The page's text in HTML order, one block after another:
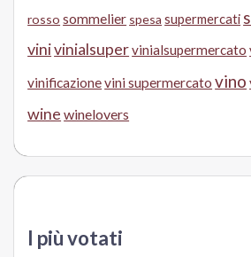
rosso sommelier spesa supermercati
vinivinialsupervinialsupermercato
vinificazionevini supermercato vino
wine winelovers
I più votati